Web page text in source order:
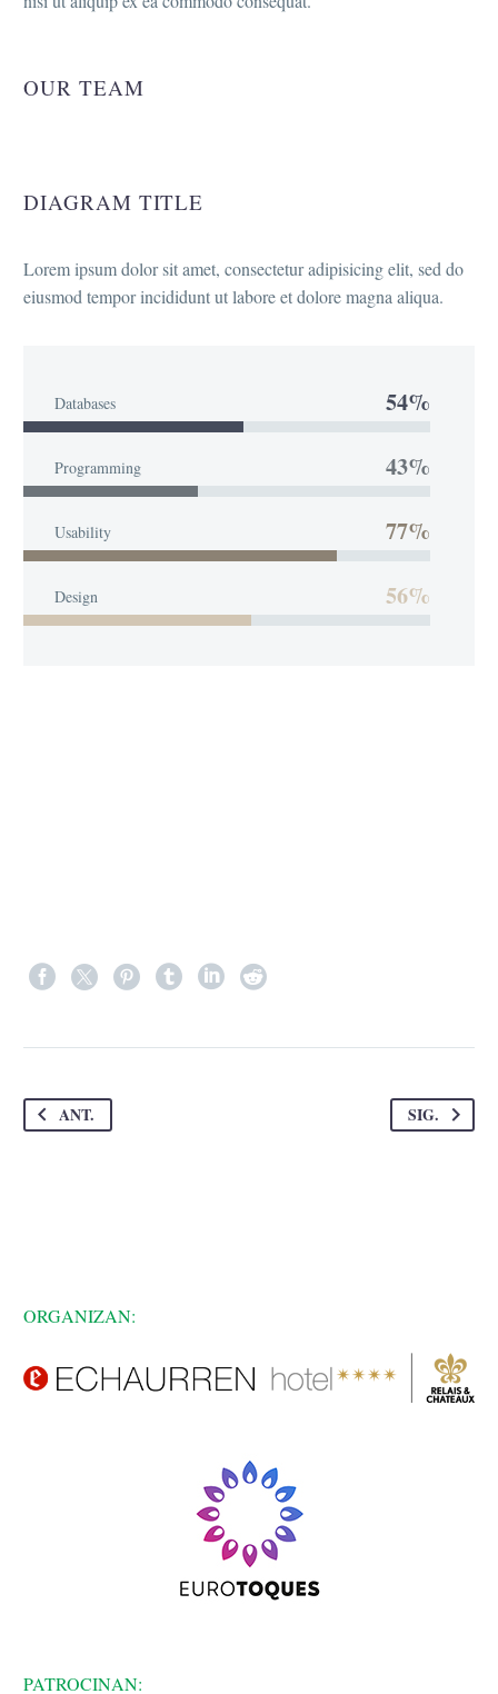
OUR TEAM
DIAGRAM TITLE
Lorem ipsum dolor sit amet, consectetur adipisicing elit, sed do
eiusmod tempor incididunt ut labore et dolore magna aliqua.
Databases 54%
Programming 43%
Usability 77%
Design 56%
ANT. SIG.
ORGANIZAN:
PATROCINAN: